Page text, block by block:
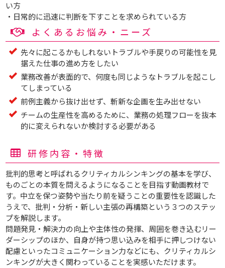
い方
・日常的に迅速に判断を下すことを求められている方
よくあるお悩み・ニーズ
先々に起こるかもしれないトラブルや手戻りの可能性を見
据えた仕事の進め方をしたい
業務改善が表面的で、何度も同じようなトラブルを起こし
てしまっている
前例主義から抜け出せず、斬新な企画を生み出せない
チームの生産性を高めるために、業務の処理フローを抜本
的に変えられないか検討する必要がある
研修内容・特徴
批判的思考と呼ばれるクリティカルシンキングの基本を学び、
ものごとの本質を問えるようになることを目指す動画教材で
す。中立を保つ姿勢や当たり前を疑うことの重要性を認識した
うえで、批判・分析・新しい主張の再構築という３つのステッ
プを解説します。
問題発見・解決力の向上や主体性の発揮、周囲を巻き込むリー
ダーシップのほか、自身が持つ思い込みを相手に押しつけない
配慮といったコミュニケーション力などにも、クリティカルシ
ンキングが大きく関わっていることを実感いただけます。